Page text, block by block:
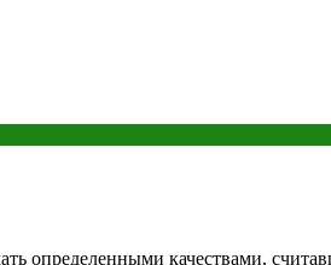
определенными качествами,